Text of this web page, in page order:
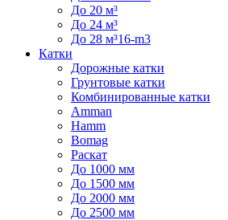
До 20 м³
До 24 м³
До 28 м³16-m3
Катки
Дорожные катки
Грунтовые катки
Комбинированные катки
Amman
Hamm
Bomag
Раскат
До 1000 мм
До 1500 мм
До 2000 мм
До 2500 мм